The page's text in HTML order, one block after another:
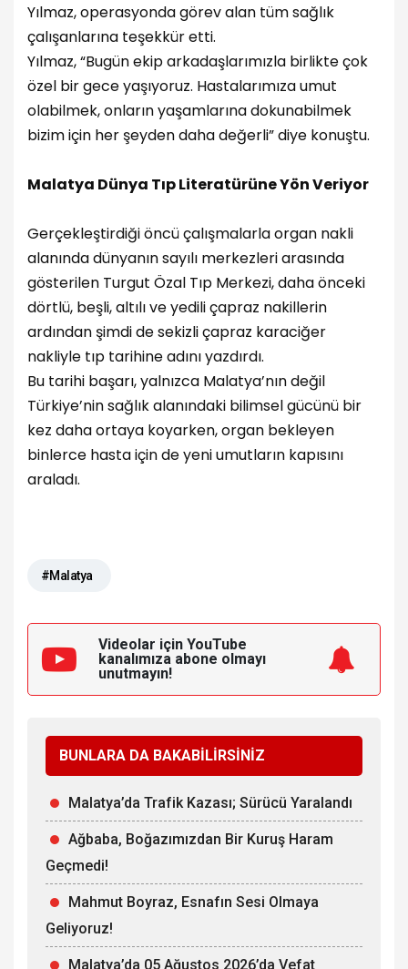
Yılmaz, operasyonda görev alan tüm sağlık
çalışanlarına teşekkür etti.
Yılmaz, “Bugün ekip arkadaşlarımızla birlikte çok
özel bir gece yaşıyoruz. Hastalarımıza umut
olabilmek, onların yaşamlarına dokunabilmek
bizim için her şeyden daha değerli” diye konuştu.
Malatya Dünya Tıp Literatürüne Yön Veriyor
Gerçekleştirdiği öncü çalışmalarla organ nakli
alanında dünyanın sayılı merkezleri arasında
gösterilen Turgut Özal Tıp Merkezi, daha önceki
dörtlü, beşli, altılı ve yedili çapraz nakillerin
ardından şimdi de sekizli çapraz karaciğer
nakliyle tıp tarihine adını yazdırdı.
Bu tarihi başarı, yalnızca Malatya’nın değil
Türkiye’nin sağlık alanındaki bilimsel gücünü bir
kez daha ortaya koyarken, organ bekleyen
binlerce hasta için de yeni umutların kapısını
araladı.
#Malatya
Videolar için YouTube
kanalımıza abone olmayı
unutmayın!
BUNLARA DA BAKABİLİRSİNİZ
Malatya’da Trafik Kazası; Sürücü Yaralandı
Ağbaba, Boğazımızdan Bir Kuruş Haram
Geçmedi!
Mahmut Boyraz, Esnafın Sesi Olmaya
Geliyoruz!
Malatya’da 05 Ağustos 2026’da Vefat